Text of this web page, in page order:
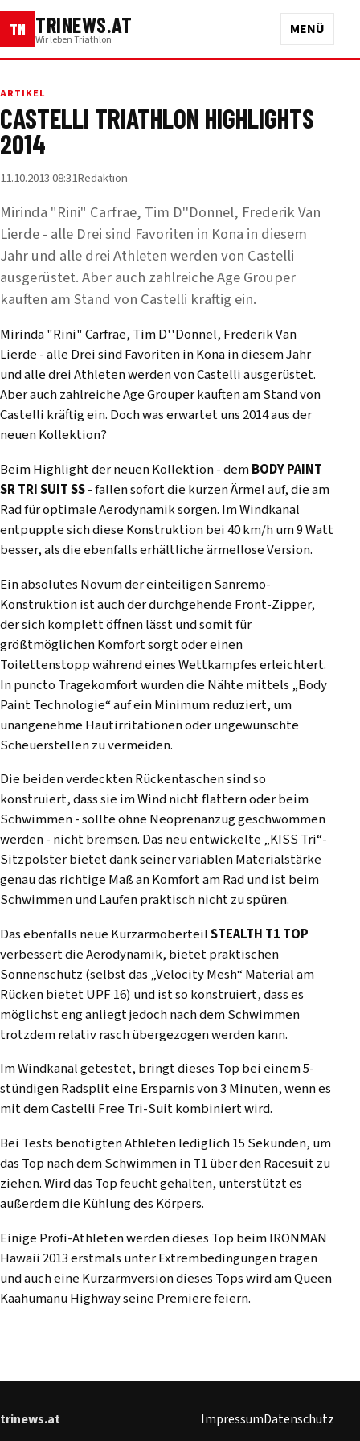
TN TRINEWS.AT
Wir leben Triathlon
MENÜ
ARTIKEL
CASTELLI TRIATHLON HIGHLIGHTS
2014
11.10.2013 08:31Redaktion
Mirinda "Rini" Carfrae, Tim D''Donnel, Frederik Van
Lierde - alle Drei sind Favoriten in Kona in diesem
Jahr und alle drei Athleten werden von Castelli
ausgerüstet. Aber auch zahlreiche Age Grouper
kauften am Stand von Castelli kräftig ein.
Mirinda "Rini" Carfrae, Tim D''Donnel, Frederik Van
Lierde - alle Drei sind Favoriten in Kona in diesem Jahr
und alle drei Athleten werden von Castelli ausgerüstet.
Aber auch zahlreiche Age Grouper kauften am Stand von
Castelli kräftig ein. Doch was erwartet uns 2014 aus der
neuen Kollektion?
Beim Highlight der neuen Kollektion - demBODY PAINT
SR TRI SUIT SS- fallen sofort die kurzen Ärmel auf, die am
Rad für optimale Aerodynamik sorgen. Im Windkanal
entpuppte sich diese Konstruktion bei 40 km/h um 9 Watt
besser, als die ebenfalls erhältliche ärmellose Version.
Ein absolutes Novum der einteiligen Sanremo-
Konstruktion ist auch der durchgehende Front-Zipper,
der sich komplett öffnen lässt und somit für
größtmöglichen Komfort sorgt oder einen
Toilettenstopp während eines Wettkampfes erleichtert.
In puncto Tragekomfort wurden die Nähte mittels „Body
Paint Technologie“ auf ein Minimum reduziert, um
unangenehme Hautirritationen oder ungewünschte
Scheuerstellen zu vermeiden.
Die beiden verdeckten Rückentaschen sind so
konstruiert, dass sie im Wind nicht flattern oder beim
Schwimmen - sollte ohne Neoprenanzug geschwommen
werden - nicht bremsen. Das neu entwickelte „KISS Tri“-
Sitzpolster bietet dank seiner variablen Materialstärke
genau das richtige Maß an Komfort am Rad und ist beim
Schwimmen und Laufen praktisch nicht zu spüren.
Das ebenfalls neue KurzarmoberteilSTEALTH T1 TOP
verbessert die Aerodynamik, bietet praktischen
Sonnenschutz (selbst das „Velocity Mesh“ Material am
Rücken bietet UPF 16) und ist so konstruiert, dass es
möglichst eng anliegt jedoch nach dem Schwimmen
trotzdem relativ rasch übergezogen werden kann.
Im Windkanal getestet, bringt dieses Top bei einem 5-
stündigen Radsplit eine Ersparnis von 3 Minuten, wenn es
mit dem Castelli Free Tri-Suit kombiniert wird.
Bei Tests benötigten Athleten lediglich 15 Sekunden, um
das Top nach dem Schwimmen in T1 über den Racesuit zu
ziehen. Wird das Top feucht gehalten, unterstützt es
außerdem die Kühlung des Körpers.
Einige Profi-Athleten werden dieses Top beim IRONMAN
Hawaii 2013 erstmals unter Extrembedingungen tragen
und auch eine Kurzarmversion dieses Tops wird am Queen
Kaahumanu Highway seine Premiere feiern.
trinews.at ImpressumDatenschutz